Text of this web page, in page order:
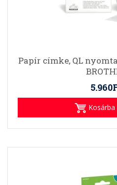
Papír címke, QL